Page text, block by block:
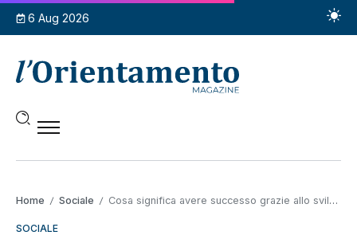
6 Aug 2026
Home / Sociale / Cosa significa avere successo grazie allo sviluppo delle Life Skills
SOCIALE